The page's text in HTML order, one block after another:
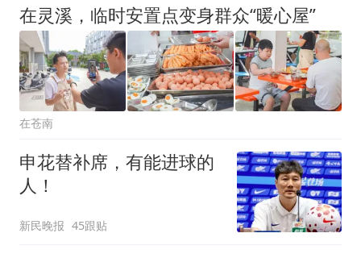
在灵溪，临时安置点变身群众“暖心屋”
在苍南
申花替补席，有能进球的
人！
新民晚报 45跟贴